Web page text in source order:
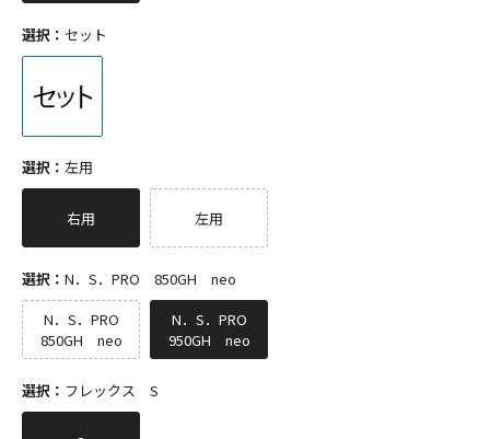
選択： セット
選択： 左用
右用 左用
選択： N．S．PRO 850GH neo
N．S．PRO
850GH neo
N．S．PRO
950GH neo
選択： フレックス S